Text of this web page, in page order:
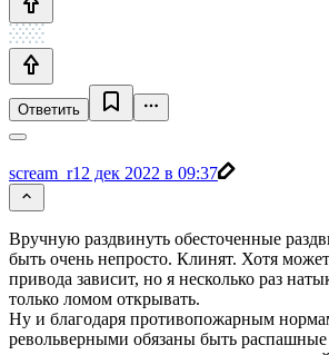
Ответить
scream_r12 дек 2022 в 09:37
Вручную раздвинуть обесточенные
быть очень непросто. Клинят. Хотя
привода зависит, но я несколько раз
только ломом открывать.
Ну и благодаря противопожарным
револьверными обязаны быть распашные